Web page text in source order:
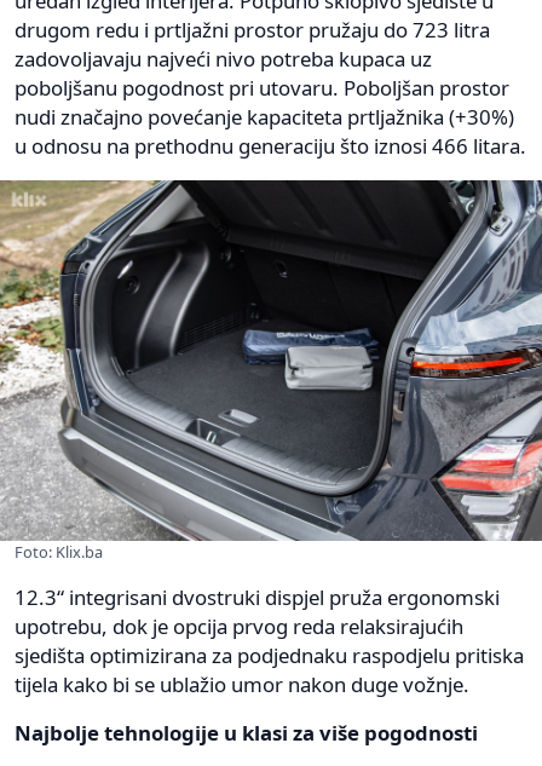
drugom redu i prtljažni prostor pružaju do 723 litra
zadovoljavaju najveći nivo potreba kupaca uz
poboljšanu pogodnost pri utovaru. Poboljšan prostor
nudi značajno povećanje kapaciteta prtljažnika (+30%)
u odnosu na prethodnu generaciju što iznosi 466 litara.
Foto: Klix.ba
12.3“ integrisani dvostruki dispjel pruža ergonomski
upotrebu, dok je opcija prvog reda relaksirajućih
sjedišta optimizirana za podjednaku raspodjelu pritiska
tijela kako bi se ublažio umor nakon duge vožnje.
Najbolje tehnologije u klasi za više pogodnosti